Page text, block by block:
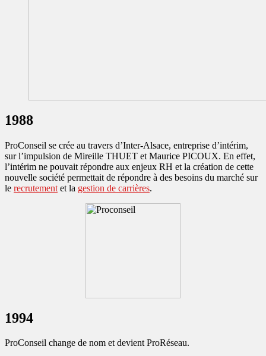
1988
ProConseil se crée au travers d’Inter-Alsace, entreprise d’intérim,
sur l’impulsion de Mireille THUET et Maurice PICOUX. En effet,
l’intérim ne pouvait répondre aux enjeux RH et la création de cette
nouvelle société permettait de répondre à des besoins du marché sur
le recrutement et la gestion de carrières.
1994
ProConseil change de nom et devient ProRéseau.